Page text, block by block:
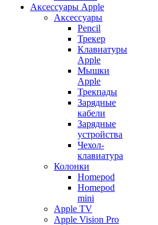
Аксессуары Apple
Аксессуары
Pencil
Трекер
Клавиатуры
Apple
Мышки
Apple
Трекпады
Зарядные
кабели
Зарядные
устройства
Чехол-
клавиатура
Колонки
Homepod
Homepod
mini
Apple TV
Apple Vision Pro